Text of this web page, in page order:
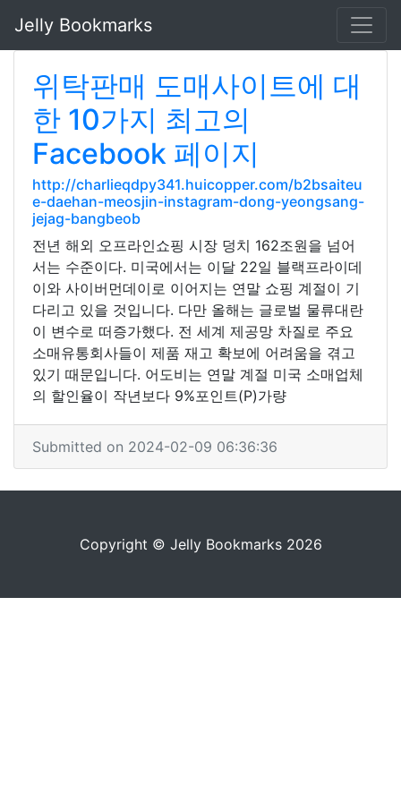
Jelly Bookmarks
위탁판매 도매사이트에 대
한 10가지 최고의
Facebook 페이지
http://charlieqdpy341.huicopper.com/b2bsaiteu
e-daehan-meosjin-instagram-dong-yeongsang-
jejag-bangbeob
전년 해외 오프라인쇼핑 시장 덩치 162조원을 넘어
서는 수준이다. 미국에서는 이달 22일 블랙프라이데
이와 사이버먼데이로 이어지는 연말 쇼핑 계절이 기
다리고 있을 것입니다. 다만 올해는 글로벌 물류대란
이 변수로 떠증가했다. 전 세계 제공망 차질로 주요
소매유통회사들이 제품 재고 확보에 어려움을 겪고
있기 때문입니다. 어도비는 연말 계절 미국 소매업체
의 할인율이 작년보다 9%포인트(P)가량
Submitted on 2024-02-09 06:36:36
Copyright © Jelly Bookmarks 2026